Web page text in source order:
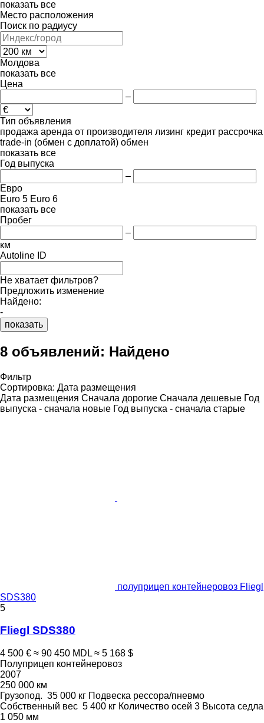
показать все
Место расположения
Поиск по радиусу
Молдова
показать все
Цена
–
Тип объявления
продажа аренда от производителя лизинг кредит рассрочка
trade-in (обмен с доплатой) обмен
показать все
Год выпуска
–
Евро
Euro 5 Euro 6
показать все
Пробег
–
км
Autoline ID
Не хватает фильтров?
Предложить изменение
Найдено:
-
показать
8 объявлений: Найдено
Фильтр
Сортировка: Дата размещения
Дата размещения Сначала дорогие Сначала дешевые Год
выпуска - сначала новые Год выпуска - сначала старые
полуприцеп контейнеровоз Fliegl
SDS380
5
Fliegl SDS380
4 500 € ≈ 90 450 MDL ≈ 5 168 $
Полуприцеп контейнеровоз
2007
250 000 км
Грузопод. 35 000 кг Подвеска рессора/пневмо
Собственный вес 5 400 кг Количество осей 3 Высота седла
1 050 мм